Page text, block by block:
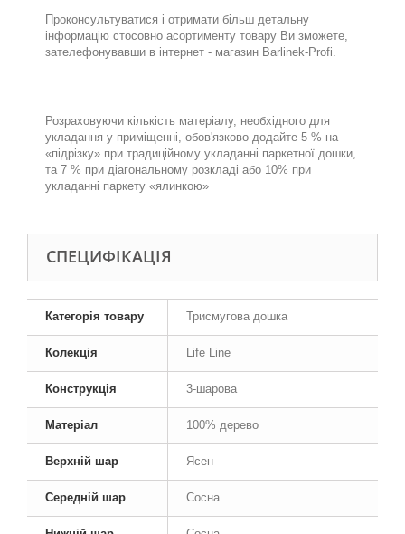
Проконсультуватися і отримати більш детальну
інформацію стосовно асортименту товару Ви зможете,
зателефонувавши в інтернет - магазин Barlinek-Profi.
Розраховуючи кількість матеріалу, необхідного для
укладання у приміщенні, обов'язково додайте 5 % на
«підрізку» при традиційному укладанні паркетної дошки,
та 7 % при діагональному розкладі або 10% при
укладанні паркету «ялинкою»
СПЕЦИФІКАЦІЯ
Категорія товару Трисмугова дошка
Колекція Life Line
Конструкція 3-шарова
Матеріал 100% дерево
Верхній шар Ясен
Середній шар Сосна